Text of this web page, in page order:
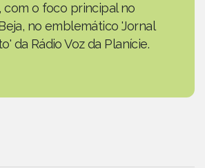
com o foco principal no
no emblemático 'Jornal
da Rádio Voz da Planície.